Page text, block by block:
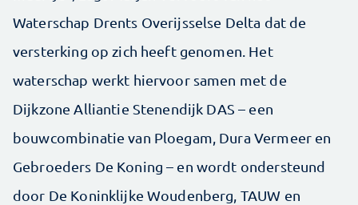
Waterschap Drents Overijsselse Delta dat de
versterking op zich heeft genomen. Het
waterschap werkt hiervoor samen met de
Dijkzone Alliantie Stenendijk DAS – een
bouwcombinatie van Ploegam, Dura Vermeer en
Gebroeders De Koning – en wordt ondersteund
door De Koninklijke Woudenberg, TAUW en